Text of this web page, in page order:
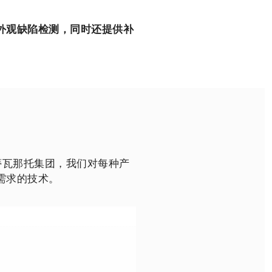
观缺陷检测，同时还提供补
那托集团，我们对每种产
的技术。